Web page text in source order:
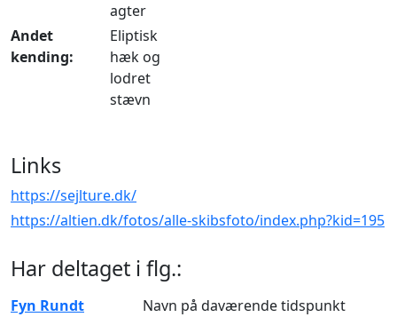
agter
Andet
kending:
Eliptisk
hæk og
lodret
stævn
Links
https://sejlture.dk/
https://altien.dk/fotos/alle-skibsfoto/index.php?kid=195
Har deltaget i flg.:
Fyn Rundt
Navn på daværende tidspunkt